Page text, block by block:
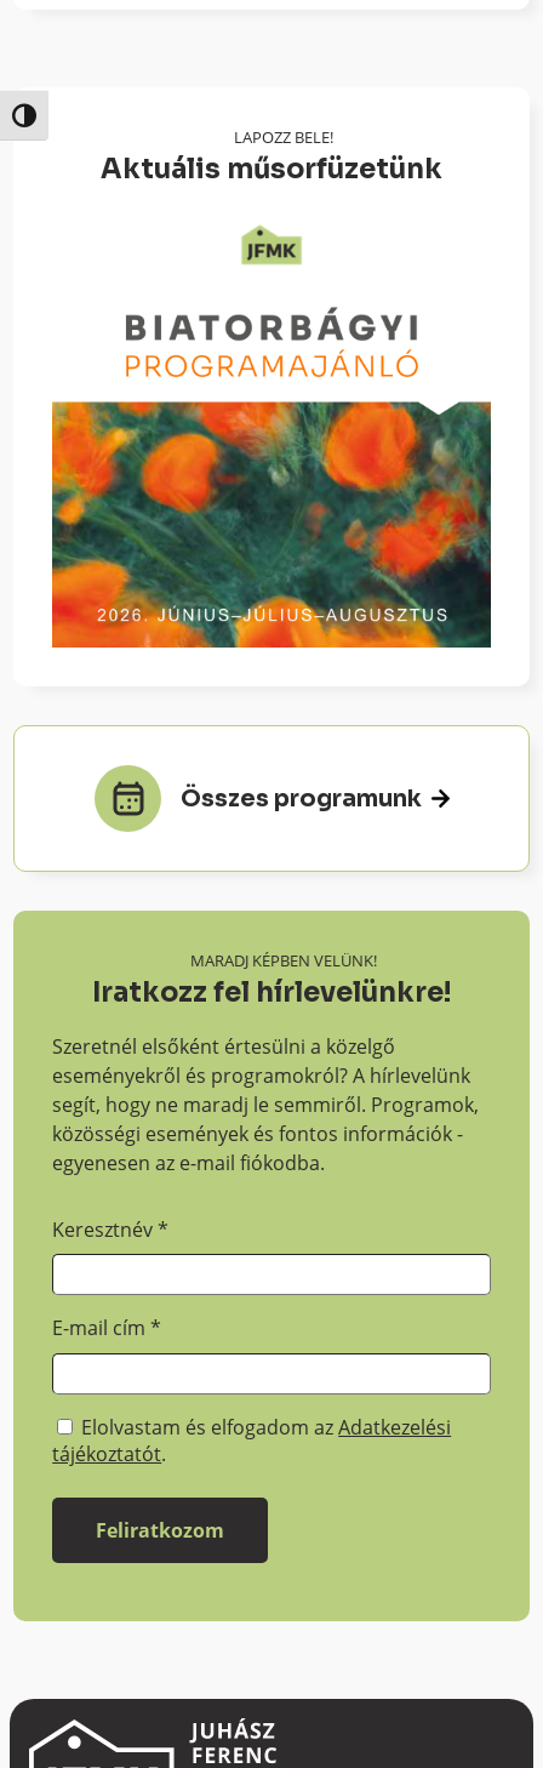
Nagy kontraszt váltása
LAPOZZ BELE!
Aktuális műsorfüzetünk
Összes programunk
MARADJ KÉPBEN VELÜNK!
Iratkozz fel hírlevelünkre!
Szeretnél elsőként értesülni a közelgő
eseményekről és programokról? A hírlevelünk
segít, hogy ne maradj le semmiről. Programok,
közösségi események és fontos információk -
egyenesen az e-mail fiókodba.
Keresztnév*
E-mail cím*
Elolvastam és elfogadom azAdatkezelési
tájékoztatót.